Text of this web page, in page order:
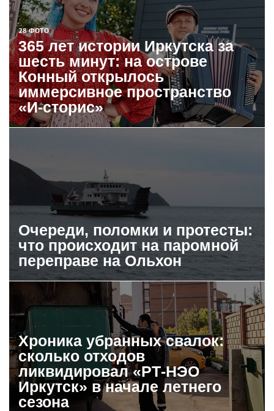
28 ФОТО
365 лет истории Иркутска за
шесть минут: на острове
Конный открылось
иммерсивное пространство
«И-сторис»
Очереди, поломки и протесты:
что происходит на паромной
переправе на Ольхон
Хроника убранных свалок:
сколько отходов
ликвидировал «РТ-НЭО
Иркутск» в начале летнего
сезона